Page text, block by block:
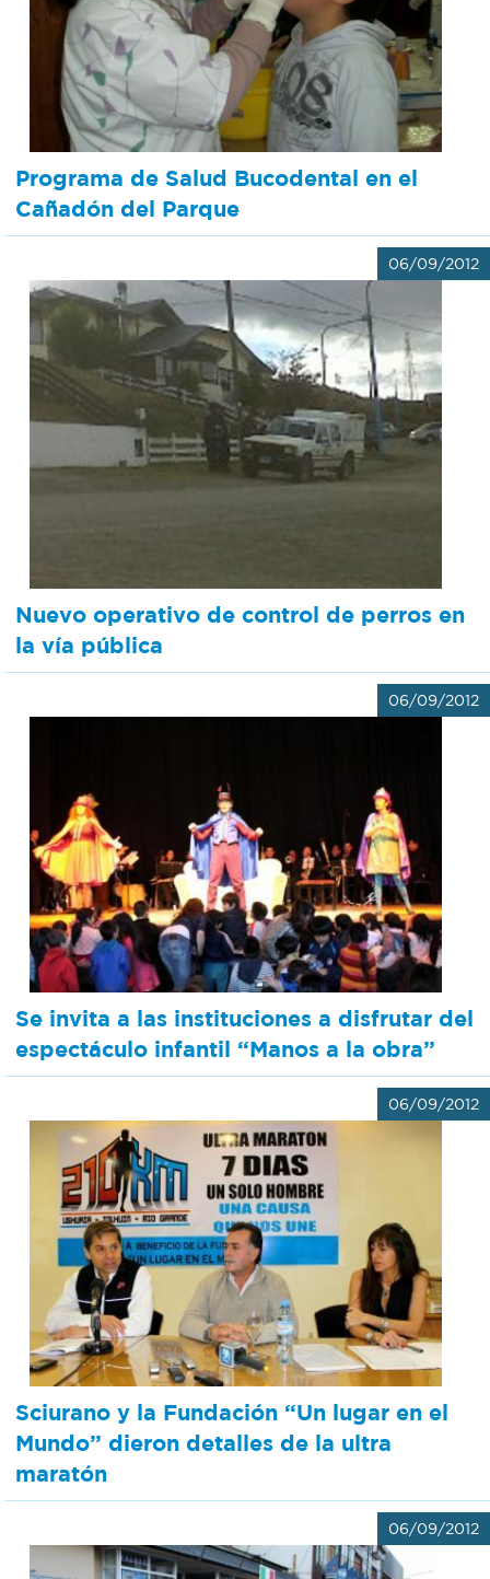
Programa de Salud Bucodental en el
Cañadón del Parque
06/09/2012
Nuevo operativo de control de perros en
la vía pública
06/09/2012
Se invita a las instituciones a disfrutar del
espectáculo infantil “Manos a la obra”
06/09/2012
Sciurano y la Fundación “Un lugar en el
Mundo” dieron detalles de la ultra
maratón
06/09/2012